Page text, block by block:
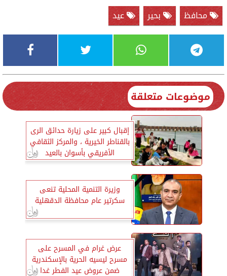
محافظ
بحير عيد
موضوعات متعلقة
إقبال كبير على زيارة حدائق الرى
بالقناطر الخيرية ، والمركز الثقافي
الأفريقي بأسوان بالعيد
وزيرة التنمية المحلية تنعى
سكرتير عام محافظة الدقهلية
عرض غرام في المسرح على
مسرح ليسيه الحرية بالإسكندرية
ضمن عروض عيد الفطر غدا